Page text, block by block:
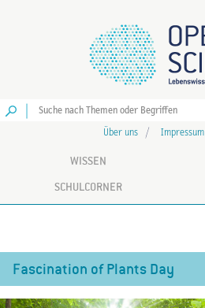
Über uns Impressum
WISSEN
SCHULCORNER
Fascination of Plants Day